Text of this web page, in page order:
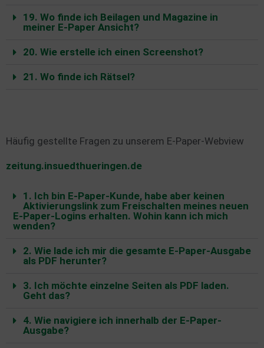
19. Wo finde ich Beilagen und Magazine in
meiner E-Paper Ansicht?
20. Wie erstelle ich einen Screenshot?
21. Wo finde ich Rätsel?
Häufig gestellte Fragen zu unserem E-Paper-Webview
zeitung.insuedthueringen.de
1. Ich bin E-Paper-Kunde, habe aber keinen
Aktivierungslink zum Freischalten meines neuen
E-Paper-Logins erhalten. Wohin kann ich mich
wenden?
2. Wie lade ich mir die gesamte E-Paper-Ausgabe
als PDF herunter?
3. Ich möchte einzelne Seiten als PDF laden.
Geht das?
4. Wie navigiere ich innerhalb der E-Paper-
Ausgabe?